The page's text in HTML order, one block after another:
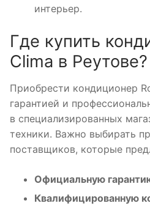
интерьер.
Где купить
Clima в Реутове?
Приобрести кондиционер
гарантией и
в специализированных
техники. Важно выбирать
поставщиков, которые
Официальную
Квалифицированную